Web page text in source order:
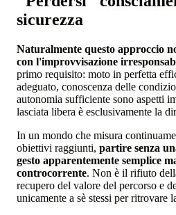
sicurezza
Naturalmente questo approccio
con l'improvvisazione
primo requisito: moto in perfetta
adeguato, conoscenza delle
autonomia sufficiente sono aspetti
lasciata libera è esclusivamente la
In un mondo che misura
obiettivi raggiunti, partire senza
gesto apparentemente semplice
controcorrente. Non è il rifiuto
recupero del valore del percorso e
unicamente a sè stessi per ritrovare